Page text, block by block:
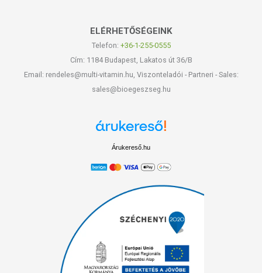
ELÉRHETŐSÉGEINK
Telefon: +36-1-255-0555
Cím: 1184 Budapest, Lakatos út 36/B
Email: rendeles@multi-vitamin.hu, Viszonteladói - Partneri - Sales:
sales@bioegeszseg.hu
Árukereső.hu